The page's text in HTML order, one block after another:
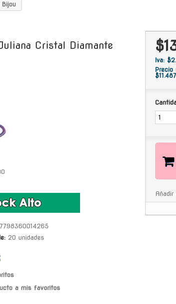
Cristal Diamante
7798360014265
20 unidades
a mis favoritos
Iva:
Precio